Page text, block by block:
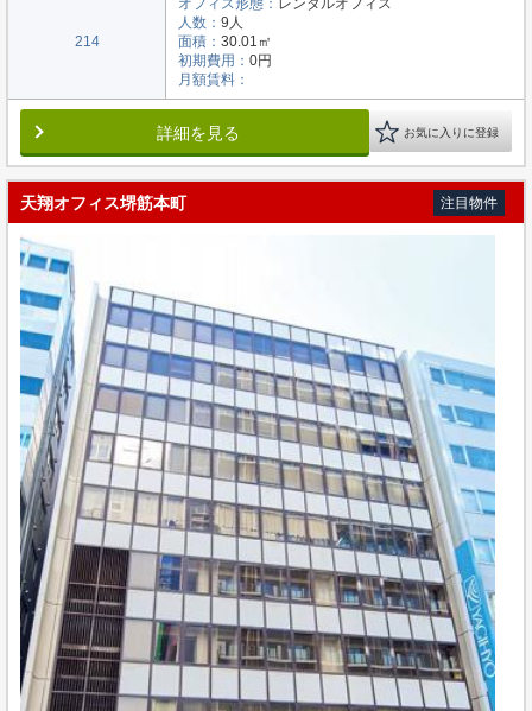
214
人数： 9人
面積： 30.01㎡
初期費用： 0円
月額賃料：
詳細を見る お気に入りに登録
天翔オフィス堺筋本町 注目物件